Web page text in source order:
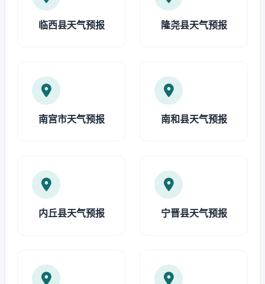
临西县天气预报 隆尧县天气预报
南宫市天气预报 南和县天气预报
内丘县天气预报 宁晋县天气预报